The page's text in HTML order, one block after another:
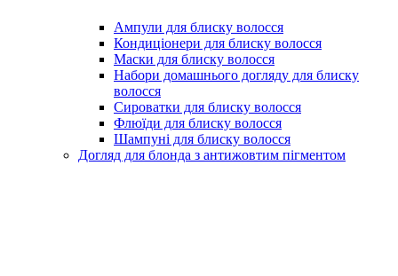
Ампули для блиску волосся
Кондиціонери для блиску волосся
Маски для блиску волосся
Набори домашнього догляду для блиску
волосся
Сироватки для блиску волосся
Флюїди для блиску волосся
Шампуні для блиску волосся
Догляд для блонда з антижовтим пігментом